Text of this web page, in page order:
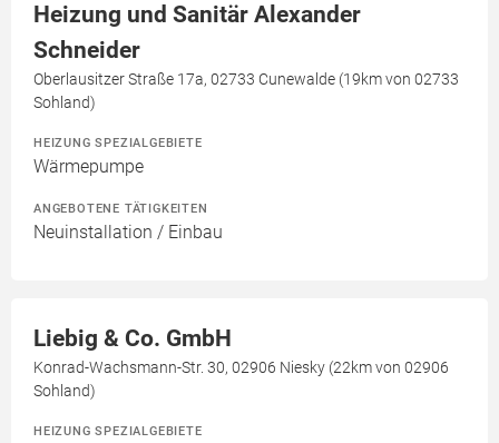
Heizung und Sanitär Alexander
Schneider
Oberlausitzer Straße 17a, 02733 Cunewalde (19km von 02733
Sohland)
HEIZUNG SPEZIALGEBIETE
Wärmepumpe
ANGEBOTENE TÄTIGKEITEN
Neuinstallation / Einbau
Liebig & Co. GmbH
Konrad-Wachsmann-Str. 30, 02906 Niesky (22km von 02906
Sohland)
HEIZUNG SPEZIALGEBIETE